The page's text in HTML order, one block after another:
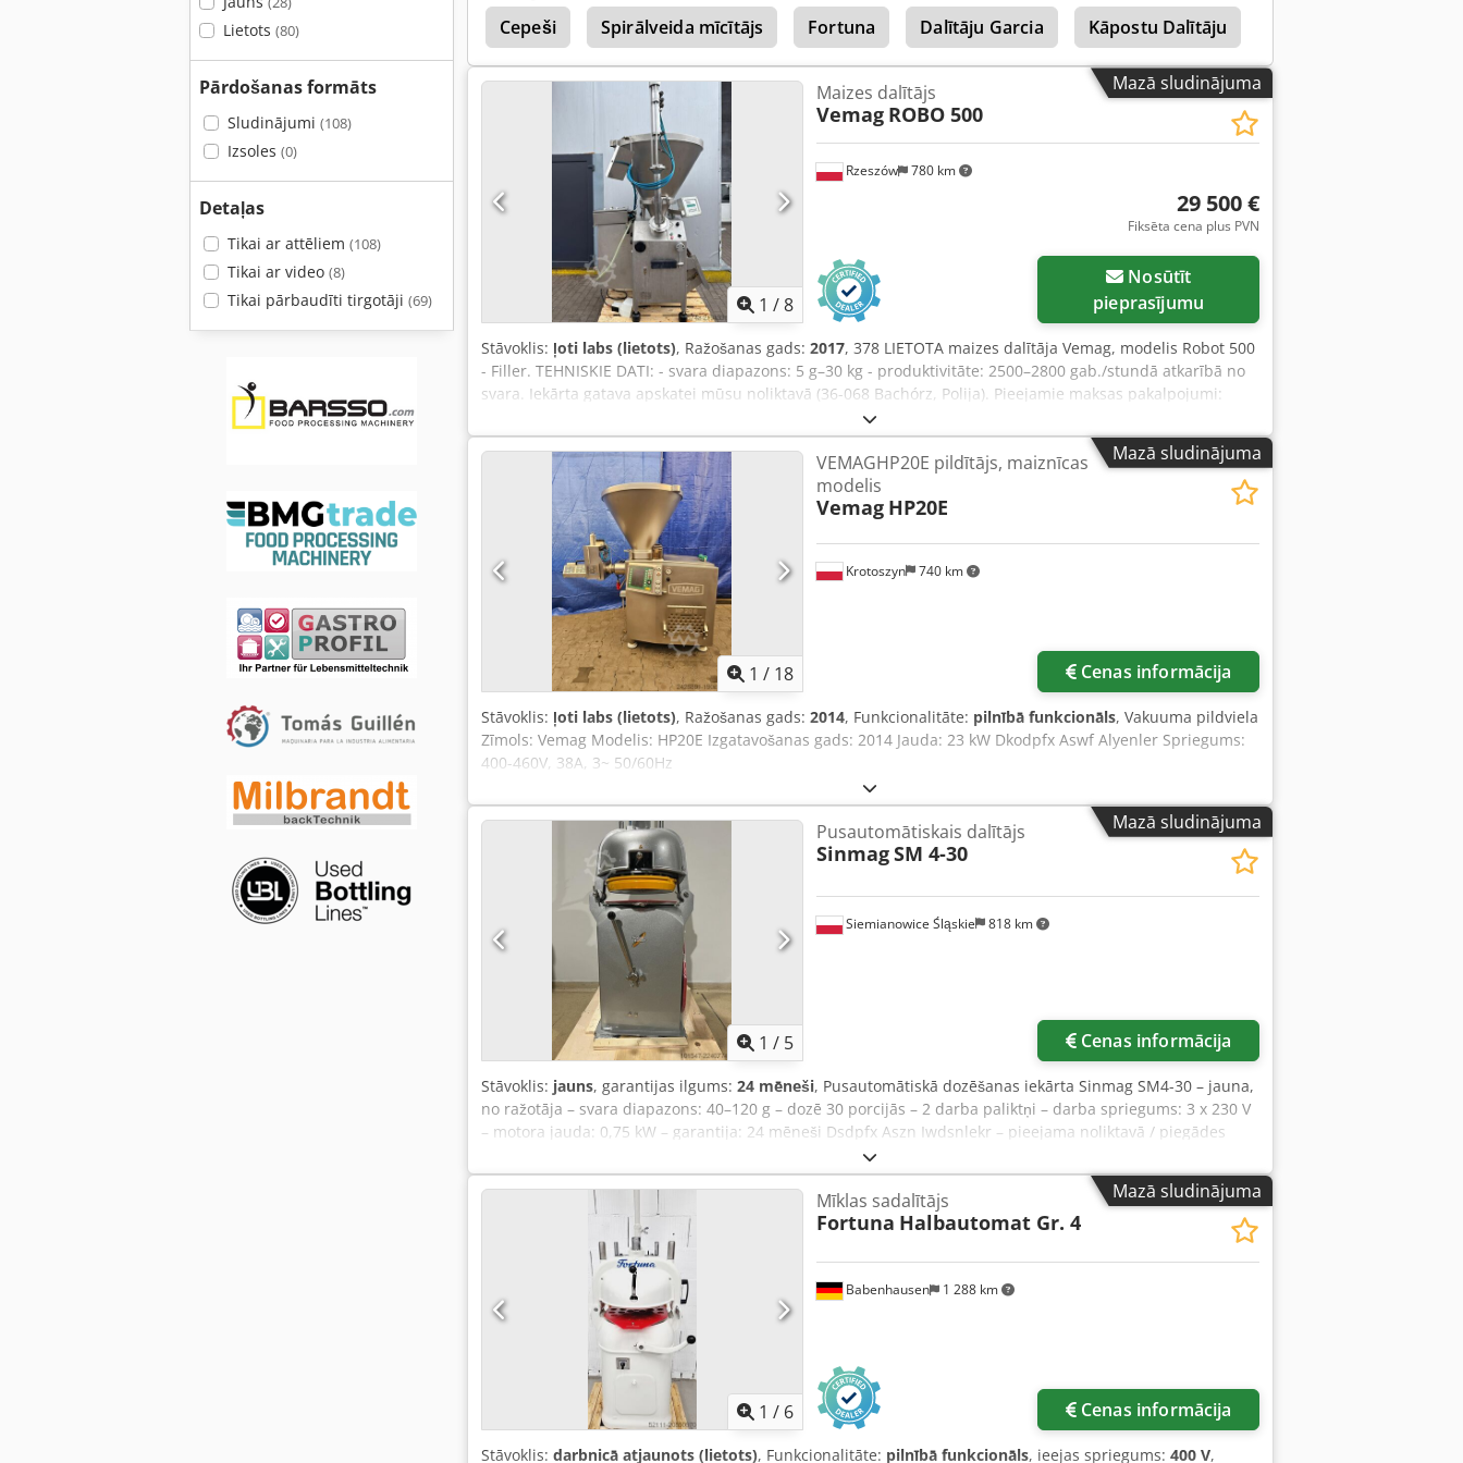
Lietots (80)
Pārdošanas formāts
Sludinājumi (108)
Izsoles (0)
Detaļas
Tikai ar attēliem (108)
Tikai ar video (8)
Tikai pārbaudīti tirgotāji (69)
režģiem - Mazs izmērs, aizņem maz vietas - Ātrs un efektīvs - Universāli pielietojams - Piedāvājam 80
dažādus režģus - Līdz 3000 mīklas gabaliņiem stundā tiek dalīti un formēti tikai pie mums – DGUV V3
pārbaude Pievienojums: 400 V, 16A-CEE kontaktdakša JAUNUMS ar garantiju + rezerves daļu serviss
Piedāvājums: Dksdpfx Ansfgvuislor Līzinga un nomas pakalpojumi Apkopes līgums Piegādes pakalpojums
Servisa pakete Instrukcijas un palīdzība uzstādīšanā Apmeklējiet mūsu Milbrandt veikalu, kurā ir liels
piedāvājums dažādu maizes cepšanas iekārtu.
Cepeši
Spirālveida mīcītājs Fortuna Dalītāju Garcia Kāpostu Dalītāju
Picas Mīklas Sheeter
Mazā sludinājuma
1 /8
Rzeszów 780 km
Maizes dalītājs
Vemag ROBO 500
29 500 €
Fiksēta cena plus PVN
pieprasījumu
Stāvoklis: ļoti labs (lietots), Ražošanas gads: 2017, 378 LIETOTA maizes dalītāja Vemag, modelis Robot 500
- Filler. TEHNISKIE DATI: - svara diapazons: 5 g–30 kg - produktivitāte: 2500–2800 gab./stundā atkarībā no
svara. Iekārta gatava apskatei mūsu noliktavā (36-068 Bachórz, Polija). Pieejamie maksas pakalpojumi:
remonts / transports / uzstādīšana / palaišana. Norādītā cena ir neto cena. RUNĀJAM ANGĻU, VĀCU,
FRANČU, KRIEVU, UKRAIŅU VALODĀ. Mūsu piedāvājumā atradīsiet maizes krāsnis, ratiņu krāsnis, plauktu
krāsnis, konditorejas krāsnis, veikalu krāsnis, maizes mašīnas, maizes ražošanas līnijas, maizīšu līnijas,
mīklas līnijas, kruasānu līnijas, bagetes mašīnas, mīcītājus, mikserus, mīklas veltnētājus, kruasānu
veidošanas iekārtas. Dksdpfxoy Szavo Anlsr Apskatiet visus mūsu sludinājumus.
Mazā sludinājuma
1 / 18
Krotoszyn 740 km
VEMAGHP20E pildītājs, maiznīcas
modelis
Vemag HP20E
Cenas informācija
Stāvoklis: ļoti labs (lietots), Ražošanas gads: 2014, Funkcionalitāte: pilnībā funkcionāls, Vakuuma pildviela
Zīmols: Vemag Modelis: HP20E Izgatavošanas gads: 2014 Jauda: 23 kW Dkodpfx Aswf Alyenler Spriegums:
400-460V, 38A, 3~ 50/60Hz
Mazā sludinājuma
1 / 5
Siemianowice Śląskie 818 km
Pusautomātiskais dalītājs
SinmagSM 4-30
Cenas informācija
Stāvoklis: jauns, garantijas ilgums: 24 mēneši, Pusautomātiskā dozēšanas iekārta Sinmag SM4-30 – jauna,
no ražotāja – svara diapazons: 40–120 g – dozē 30 porcijās – 2 darba paliktņi – darba spriegums: 3 x 230 V
– motora jauda: 0,75 kW – garantija: 24 mēneši Dsdpfx Aszn Iwdsnlekr – pieejama noliktavā / piegādes
Mazā sludinājuma
1 / 6
Babenhausen 1 288 km
Mīklas sadalītājs
Fortuna Halbautomat Gr. 4
Cenas informācija
Stāvoklis: darbnicā atjaunots (lietots), Funkcionalitāte: pilnībā funkcionāls, ieejas spriegums: 400 V,